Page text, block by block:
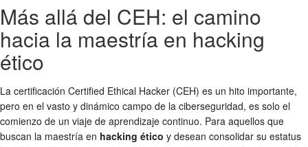
Más allá del CEH: el camino
hacia la maestría en hacking
ético
La certificación Certified Ethical Hacker (CEH) es un hito importante,
pero en el vasto y dinámico campo de la ciberseguridad, es solo el
comienzo de un viaje de aprendizaje continuo. Para aquellos que
buscan la maestría en hacking ético y desean consolidar su estatus